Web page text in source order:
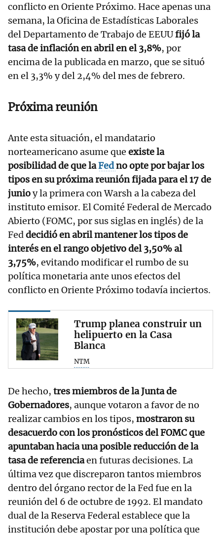
conflicto en Oriente Próximo. Hace apenas una
semana, la Oficina de Estadísticas Laborales
del Departamento de Trabajo de EEUUfijó la
tasa de inflación en abril en el 3,8%, por
encima de la publicada en marzo, que se situó
en el 3,3% y del 2,4% del mes de febrero.
Próxima reunión
Ante esta situación, el mandatario
norteamericano asume que existe la
posibilidad de que laFedno opte por bajar los
tipos en su próxima reunión fijada para el 17 de
junioy la primera con Warsh a la cabeza del
instituto emisor. El Comité Federal de Mercado
Abierto (FOMC, por sus siglas en inglés) de la
Feddecidió en abril mantener los tipos de
interés en el rango objetivo del 3,50% al
3,75%, evitando modificar el rumbo de su
política monetaria ante unos efectos del
conflicto en Oriente Próximo todavía inciertos.
Trump planea construir un
helipuerto en la Casa
Blanca
NTM
De hecho, tres miembros de la Junta de
Gobernadores, aunque votaron a favor de no
realizar cambios en los tipos, mostraron su
desacuerdo con los pronósticos del FOMC que
apuntaban hacia una posible reducción de la
tasa de referenciaen futuras decisiones. La
última vez que discreparon tantos miembros
dentro del órgano rector de la Fed fue en la
reunión del 6 de octubre de 1992. El mandato
dual de la Reserva Federal establece que la
institución debe apostar por una política que